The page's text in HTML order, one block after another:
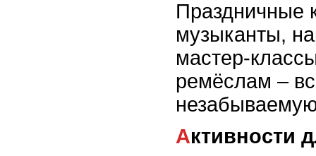
Праздничные
музыканты,
мастер-
ремёслам –
Активности